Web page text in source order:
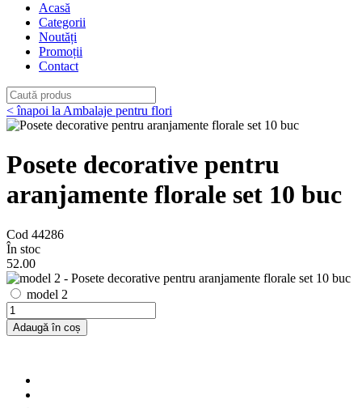
Acasă
Categorii
Noutăți
Promoții
Contact
< înapoi la Ambalaje pentru flori
Posete decorative pentru
aranjamente florale set 10 buc
Cod 44286
În stoc
52.00
model 2
Adaugă în coș